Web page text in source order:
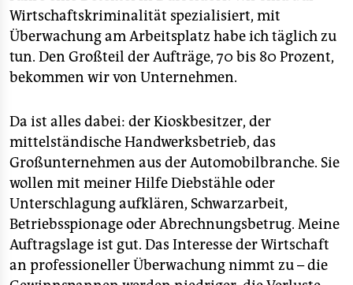
Wirtschaftskriminalität spezialisiert, mit
Überwachung am Arbeitsplatz habe ich täglich zu
tun. Den Großteil der Aufträge, 70 bis 80 Prozent,
bekommen wir von Unternehmen.
Da ist alles dabei: der Kioskbesitzer, der
mittelständische Handwerksbetrieb, das
Großunternehmen aus der Automobilbranche. Sie
wollen mit meiner Hilfe Diebstähle oder
Unterschlagung aufklären, Schwarzarbeit,
Betriebsspionage oder Abrechnungsbetrug. Meine
Auftragslage ist gut. Das Interesse der Wirtschaft
an professioneller Überwachung nimmt zu – die